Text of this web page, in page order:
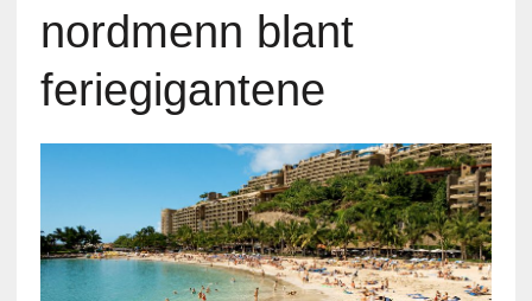
nordmenn blant
feriegigantene